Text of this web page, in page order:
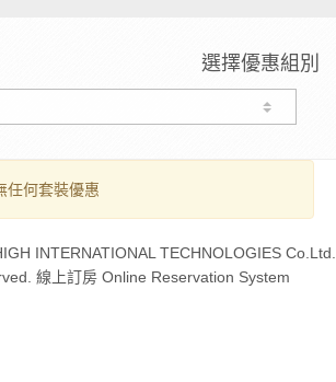
選擇優惠組別
任何套裝優惠
INTERNATIONAL TECHNOLOGIES Co.Ltd.
線上訂房 Online Reservation System